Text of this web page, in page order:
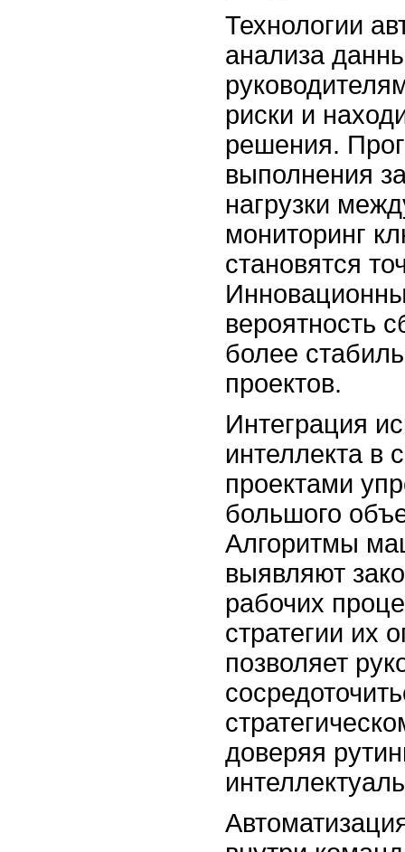
Технологии
анализа
риски и
решения.
выполнения
нагрузки
мониторинг
становятся
вероятность
более
проектов.
Интеграция
интеллекта в
проектами
большого
Алгоритмы
выявляют
рабочих
стратегии их
позволяет
доверяя